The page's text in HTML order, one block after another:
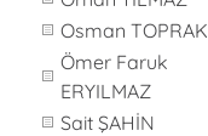
Osman TOPRAK
Ömer Faruk
ERYILMAZ
Sait ŞAHİN